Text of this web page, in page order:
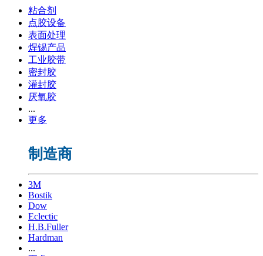
粘合剂
点胶设备
表面处理
焊锡产品
工业胶带
密封胶
灌封胶
厌氧胶
...
更多
制造商
3M
Bostik
Dow
Eclectic
H.B.Fuller
Hardman
...